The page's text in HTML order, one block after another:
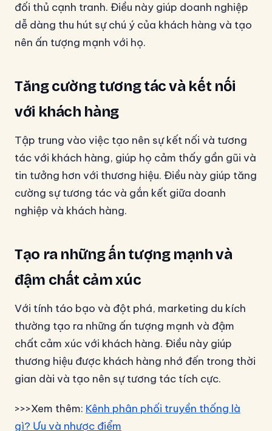
đối thủ cạnh tranh. Điều này giúp doanh nghiệp
dễ dàng thu hút sự chú ý của khách hàng và tạo
nên ấn tượng mạnh với họ.
Tăng cường tương tác và kết nối
với khách hàng
Tập trung vào việc tạo nên sự kết nối và tương
tác với khách hàng, giúp họ cảm thấy gần gũi và
tin tưởng hơn với thương hiệu. Điều này giúp tăng
cường sự tương tác và gắn kết giữa doanh
nghiệp và khách hàng.
Tạo ra những ấn tượng mạnh và
đậm chất cảm xúc
Với tính táo bạo và đột phá, marketing du kích
thường tạo ra những ấn tượng mạnh và đậm
chất cảm xúc với khách hàng. Điều này giúp
thương hiệu được khách hàng nhớ đến trong thời
gian dài và tạo nên sự tương tác tích cực.
>>>Xem thêm: Kênh phân phối truyền thống là
gì? Ưu và nhược điểm